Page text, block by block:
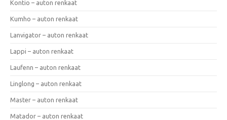
Kontio – auton renkaat
Kumho – auton renkaat
Lanvigator – auton renkaat
Lappi – auton renkaat
Laufenn – auton renkaat
Linglong – auton renkaat
Master – auton renkaat
Matador – auton renkaat